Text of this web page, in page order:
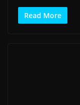
Read More